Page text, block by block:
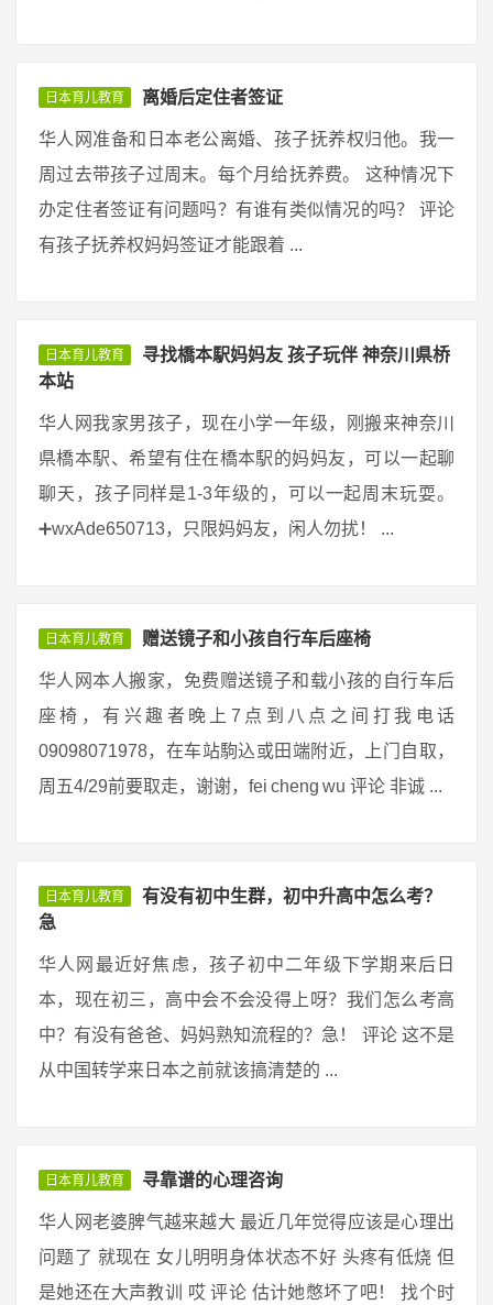
日本育儿教育 离婚后定住者签证
华人网准备和日本老公离婚、孩子抚养权归他。我一
周过去带孩子过周末。每个月给抚养费。 这种情况下
办定住者签证有问题吗？有谁有类似情况的吗？ 评论
有孩子抚养权妈妈签证才能跟着 ...
日本育儿教育
寻找橋本駅妈妈友 孩子玩伴 神奈川県桥
本站
华人网我家男孩子，现在小学一年级，刚搬来神奈川
県橋本駅、希望有住在橋本駅的妈妈友，可以一起聊
聊天，孩子同样是1-3年级的，可以一起周末玩耍。
➕wxAde650713，只限妈妈友，闲人勿扰！ ...
日本育儿教育 赠送镜子和小孩自行车后座椅
华人网本人搬家，免费赠送镜子和载小孩的自行车后
座椅，有兴趣者晚上7点到八点之间打我电话
09098071978，在车站駒込或田端附近，上门自取，
周五4/29前要取走，谢谢，fei cheng wu 评论 非诚 ...
日本育儿教育
有没有初中生群，初中升高中怎么考？
急
华人网最近好焦虑，孩子初中二年级下学期来后日
本，现在初三，高中会不会没得上呀？我们怎么考高
中？有没有爸爸、妈妈熟知流程的？急！ 评论 这不是
从中国转学来日本之前就该搞清楚的 ...
日本育儿教育 寻靠谱的心理咨询
华人网老婆脾气越来越大 最近几年觉得应该是心理出
问题了 就现在 女儿明明身体状态不好 头疼有低烧 但
是她还在大声教训 哎 评论 估计她憋坏了吧！ 找个时